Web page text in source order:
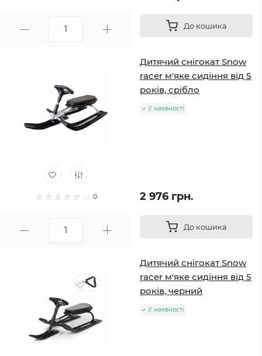
До кошика
0
Дитячий снігокат Snow
racer м'яке сидіння від 5
років, срібло
У наявності
2 976 грн.
До кошика
Дитячий снігокат Snow
racer м'яке сидіння від 5
років, черний
У наявності